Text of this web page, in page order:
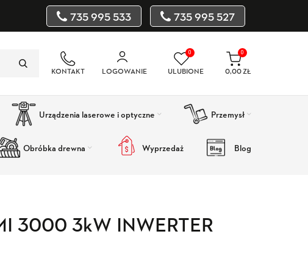
735 995 533 735 995 527
KONTAKT LOGOWANIE
0
ULUBIONE
0
0,00ZŁ
Urządzenia laserowe i optyczne Przemysł
Obróbka drewna Wyprzedaż Blog
3000 3kW INWERTER